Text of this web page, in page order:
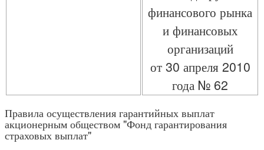
финансового рынка
и финансовых
организаций
от 30 апреля 2010
года № 62
Правила осуществления гарантийных выплат
акционерным обществом "Фонд гарантирования
страховых выплат"